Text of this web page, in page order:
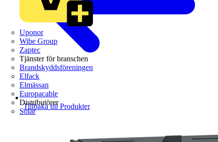
Uponor
Wibe Group
Zaptec
Tjänster för branschen
Brandskyddsföreningen
Elfack
Elmässan
Europacable
Distributörer
Solar
Tillbaka till Produkter